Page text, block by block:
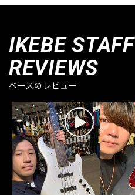
IKEBE STAFF
REVIEWS
ベースのレビュー